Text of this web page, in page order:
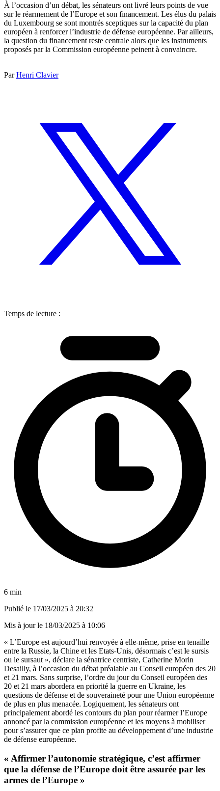
À l’occasion d’un débat, les sénateurs ont livré leurs points de vue
sur le réarmement de l’Europe et son financement. Les élus du palais
du Luxembourg se sont montrés sceptiques sur la capacité du plan
européen à renforcer l’industrie de défense européenne. Par ailleurs,
la question du financement reste centrale alors que les instruments
proposés par la Commission européenne peinent à convaincre.
ParHenri Clavier
Temps de lecture :
6 min
Publié le 17/03/2025 à 20:32
Mis à jour le 18/03/2025 à 10:06
« L’Europe est aujourd’hui renvoyée à elle-même, prise en tenaille
entre la Russie, la Chine et les Etats-Unis, désormais c’est le sursis
ou le sursaut », déclare la sénatrice centriste, Catherine Morin
Desailly, à l’occasion du débat préalable au Conseil européen des 20
et 21 mars. Sans surprise, l’ordre du jour du Conseil européen des
20 et 21 mars abordera en priorité la guerre en Ukraine, les
questions de défense et de souveraineté pour une Union européenne
de plus en plus menacée. Logiquement, les sénateurs ont
principalement abordé les contours du plan pour réarmer l’Europe
annoncé par la commission européenne et les moyens à mobiliser
pour s’assurer que ce plan profite au développement d’une industrie
de défense européenne.
« Affirmer l’autonomie stratégique, c’est affirmer
que la défense de l’Europe doit être assurée par les
armes de l’Europe »